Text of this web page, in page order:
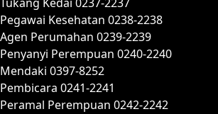
Pegawai Kesehatan 0238-2238
Agen Perumahan 0239-2239
Penyanyi Perempuan 0240-2240
Mendaki 0397-8252
Pembicara 0241-2241
Peramal Perempuan 0242-2242